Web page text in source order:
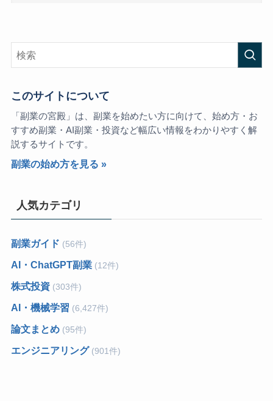
このサイトについて
「副業の宮殿」は、副業を始めたい方に向けて、始め方・お
すすめ副業・AI副業・投資など幅広い情報をわかりやすく解
説するサイトです。
副業の始め方を見る »
人気カテゴリ
副業ガイド (56件)
AI・ChatGPT副業(12件)
株式投資(303件)
AI・機械学習 (6,427件)
論文まとめ(95件)
エンジニアリング(901件)